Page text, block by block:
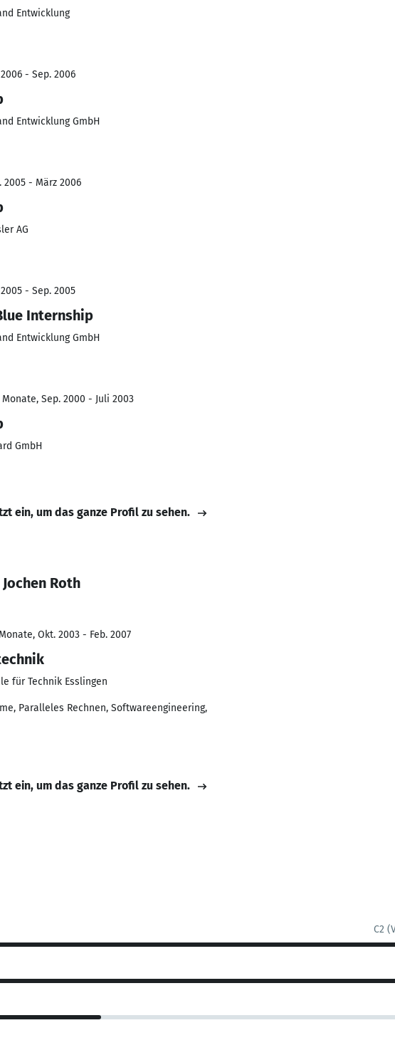
Entwicklung
- Sep. 2006
Entwicklung GmbH
2005 - März 2006
AG
- Sep. 2005
Internship
Entwicklung GmbH
Monate, Sep. 2000 - Juli 2003
GmbH
ein, um das ganze Profil zu sehen.
Roth
Okt. 2003 - Feb. 2007
für Technik Esslingen
Paralleles Rechnen, Softwareengineering,
ein, um das ganze Profil zu sehen.
C2